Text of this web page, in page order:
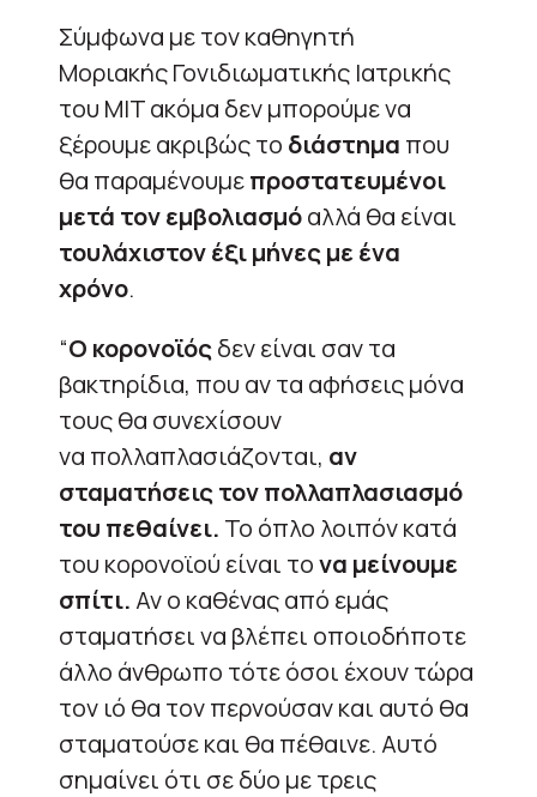
Σύμφωνα με τον καθηγητή
ΜοριακήςΓονιδιωματικής Ιατρικής
του MIT ακόμα δεν μπορούμε να
ξέρουμε ακριβώς το διάστημα που
θα παραμένουμεπροστατευμένοι
μετά τον εμβολιασμόαλλά θα είναι
τουλάχιστον έξι μήνες με ένα
χρόνο.
“Ο κορονοϊόςδεν είναι σαν τα
βακτηρίδια, που αν τα αφήσεις μόνα
τους θα συνεχίσουν
να πολλαπλασιάζονται, αν
σταματήσεις τον πολλαπλασιασμό
του πεθαίνει. Το όπλο λοιπόν κατά
του κορονοϊού είναι τονα μείνουμε
σπίτι. Αν ο καθένας από εμάς
σταματήσει να βλέπει οποιοδήποτε
άλλο άνθρωπο τότε όσοι έχουν τώρα
τον ιό θα τον περνούσαν και αυτό θα
σταματούσε και θα πέθαινε. Αυτό
σημαίνει ότι σε δύο με τρεις